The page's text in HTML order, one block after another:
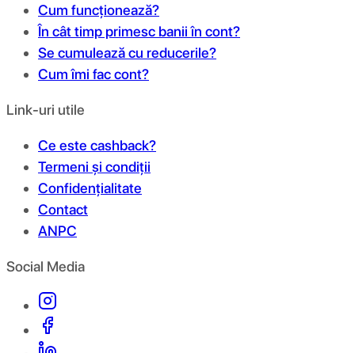
Cum funcționează?
În cât timp primesc banii în cont?
Se cumulează cu reducerile?
Cum îmi fac cont?
Link-uri utile
Ce este cashback?
Termeni și condiții
Confidențialitate
Contact
ANPC
Social Media